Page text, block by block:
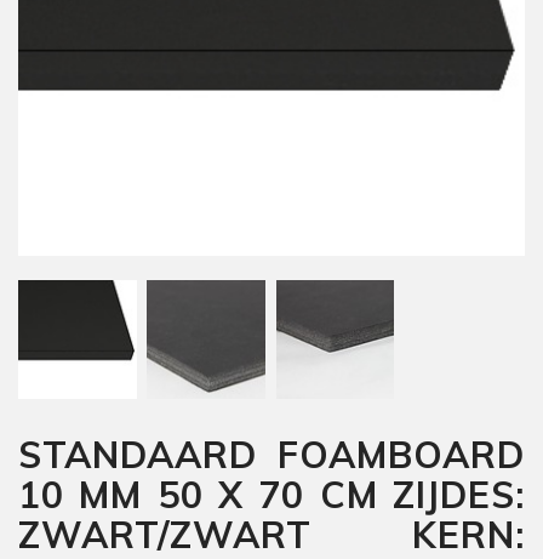
STANDAARD FOAMBOARD
10 MM 50 X 70 CM ZIJDES:
ZWART/ZWART KERN: